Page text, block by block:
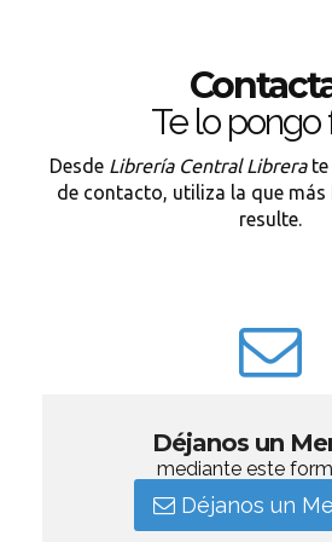
Te lo pongo
Desde Librería Central Librerate
de contacto, utiliza la que
resulte.
Déjanos un
mediante este
Déjanos un